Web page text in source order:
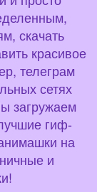
скачать
красивое
телеграм
сетях
загружаем
гиф-
на
и